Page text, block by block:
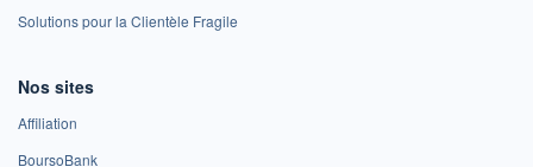
Solutions pour la Clientèle Fragile
Nos sites
Affiliation
BoursoBank